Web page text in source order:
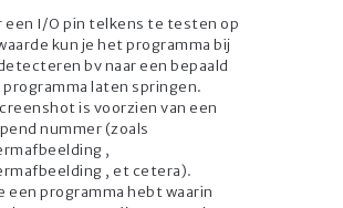
een I/O pin telkens te testen op
kun je het programma bij
bv naar een bepaald
programma laten springen.
is voorzien van een
nummer (zoals
,
, et cetera).
een programma hebt waarin